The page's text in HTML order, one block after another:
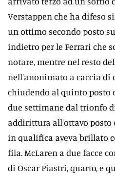
Verstappen che ha difeso
un ottimo secondo posto
indietro per le Ferrari che
notare, mentre nel resto
nell'anonimato a caccia di
chiudendo al quinto posto
due settimane dal trionfo
addirittura all'ottavo posto
in qualifica aveva brillato
fila. McLaren a due facce
di Oscar Piastri, quarto, e